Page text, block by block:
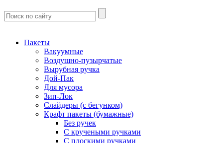
Пакеты
Вакуумные
Воздушно-пузырчатые
Вырубная ручка
Дой-Пак
Для мусора
Зип-Лок
Слайдеры (с бегунком)
Крафт пакеты (бумажные)
Без ручек
С кручеными ручками
С плоскими ручками